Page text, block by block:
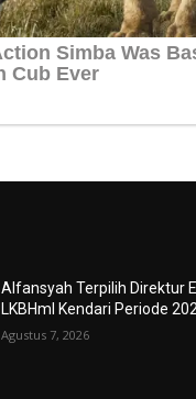
Alfansyah Terpilih Direktur
LKBHmI Kendari Periode
Agustus 7, 2026